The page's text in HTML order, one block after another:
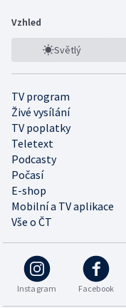
Vzhled
Světlý
TV program
Živé vysílání
TV poplatky
Teletext
Podcasty
Počasí
E-shop
Mobilní a TV aplikace
Vše o ČT
Instagram Facebook